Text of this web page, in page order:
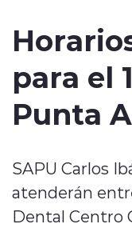
para el
Punta
SAPU Carlos
atenderán
Dental Centro